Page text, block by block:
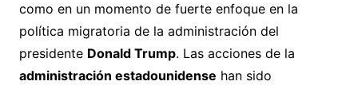
como en un momento de fuerte enfoque en la
política migratoria de la administración del
presidente Donald Trump. Las acciones de la
administración estadounidense han sido